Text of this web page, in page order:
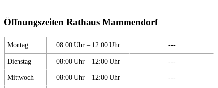
Öffnungszeiten Rathaus Mammendorf
Montag 08:00 Uhr – 12:00 Uhr ---
Dienstag 08:00 Uhr – 12:00 Uhr ---
Mittwoch 08:00 Uhr – 12:00 Uhr ---